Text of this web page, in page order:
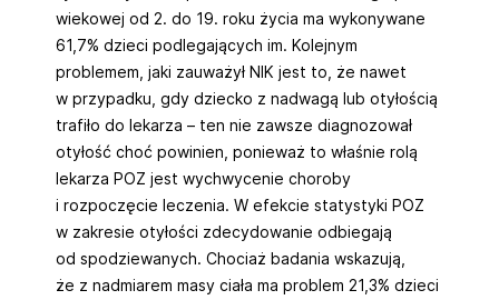
wiekowej od 2. do 19. roku życia ma wykonywane
61,7% dzieci podlegających im. Kolejnym
problemem, jaki zauważył NIK jest to, że nawet
w przypadku, gdy dziecko z nadwagą lub otyłością
trafiło do lekarza – ten nie zawsze diagnozował
otyłość choć powinien, ponieważ to właśnie rolą
lekarza POZ jest wychwycenie choroby
i rozpoczęcie leczenia. W efekcie statystyki POZ
w zakresie otyłości zdecydowanie odbiegają
od spodziewanych. Chociaż badania wskazują,
że z nadmiarem masy ciała ma problem 21,3% dzieci